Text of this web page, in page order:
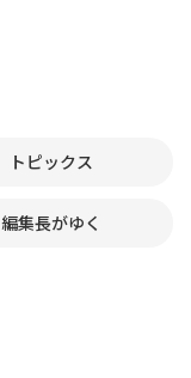
トピックス
編集長がゆく